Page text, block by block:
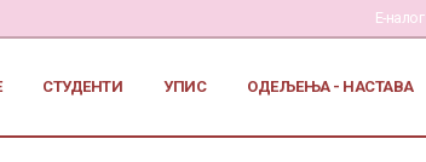
Е-налог
СТУДЕНТИ УПИС ОДЕЉЕЊА - НАСТАВА